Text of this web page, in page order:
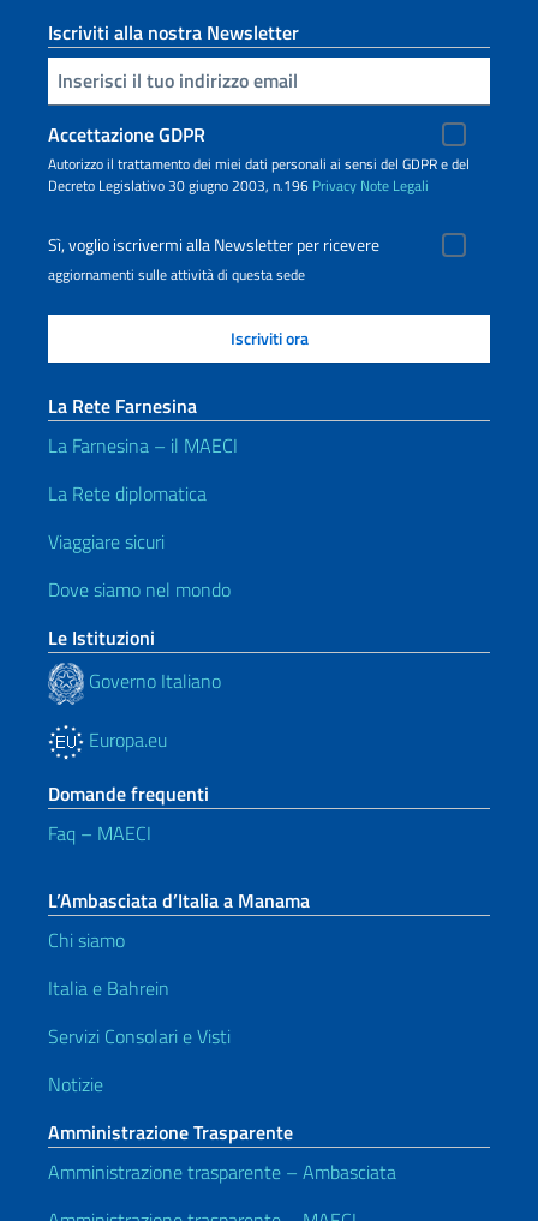
Iscriviti alla nostra Newsletter
Inserisci la tua email
Accettazione GDPR
Autorizzo il trattamento dei miei dati personali ai sensi del GDPR e del
Decreto Legislativo 30 giugno 2003, n.196 Privacy Note Legali
Sì, voglio iscrivermi alla Newsletter per ricevere
aggiornamenti sulle attività di questa sede
La Rete Farnesina
La Farnesina – il MAECI
La Rete diplomatica
Viaggiare sicuri
Dove siamo nel mondo
Le Istituzioni
Governo Italiano
Europa.eu
Domande frequenti
Faq – MAECI
L’Ambasciata d’Italia a Manama
Chi siamo
Italia e Bahrein
Servizi Consolari e Visti
Notizie
Amministrazione Trasparente
Amministrazione trasparente – Ambasciata